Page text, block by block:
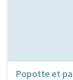
Popotte et